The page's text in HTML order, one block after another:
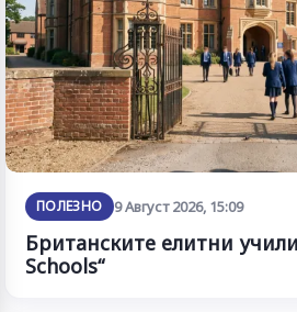
ПОЛЕЗНО 9 Август 2026, 15:09
Британските елитни
Schools“